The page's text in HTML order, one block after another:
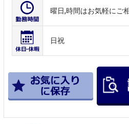
曜日,時間はお気軽にご
日祝